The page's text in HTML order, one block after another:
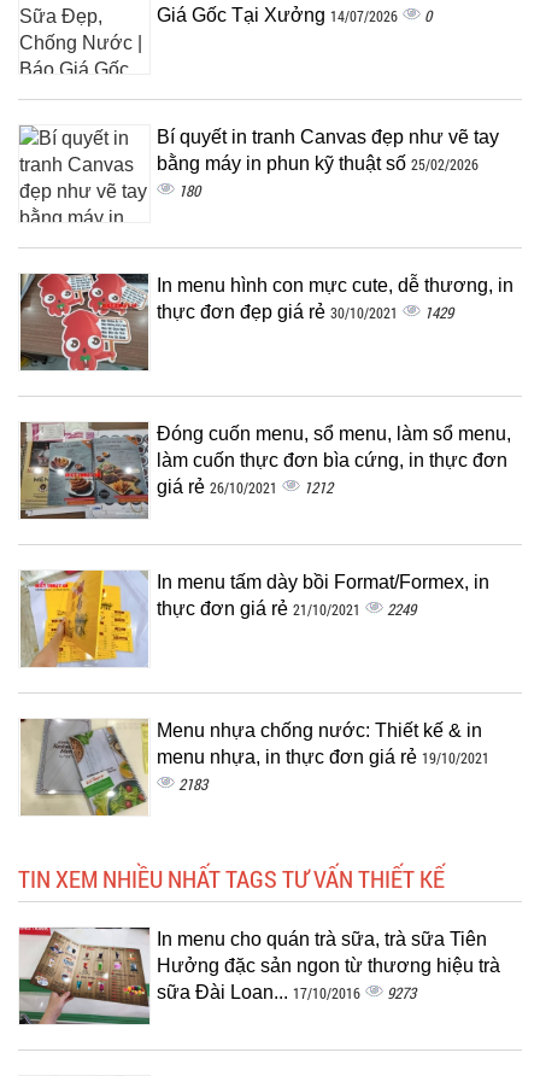
Giá Gốc Tại Xưởng 14/07/2026 0
Bí quyết in tranh Canvas đẹp như vẽ tay
bằng máy in phun kỹ thuật số 25/02/2026
180
In menu hình con mực cute, dễ thương, in
thực đơn đẹp giá rẻ 30/10/2021 1429
Đóng cuốn menu, sổ menu, làm sổ menu,
làm cuốn thực đơn bìa cứng, in thực đơn
giá rẻ 26/10/2021 1212
In menu tấm dày bồi Format/Formex, in
thực đơn giá rẻ 21/10/2021 2249
Menu nhựa chống nước: Thiết kế & in
menu nhựa, in thực đơn giá rẻ 19/10/2021
2183
TIN XEM NHIỀU NHẤT TAGS TƯ VẤN THIẾT KẾ
In menu cho quán trà sữa, trà sữa Tiên
Hưởng đặc sản ngon từ thương hiệu trà
sữa Đài Loan... 17/10/2016 9273